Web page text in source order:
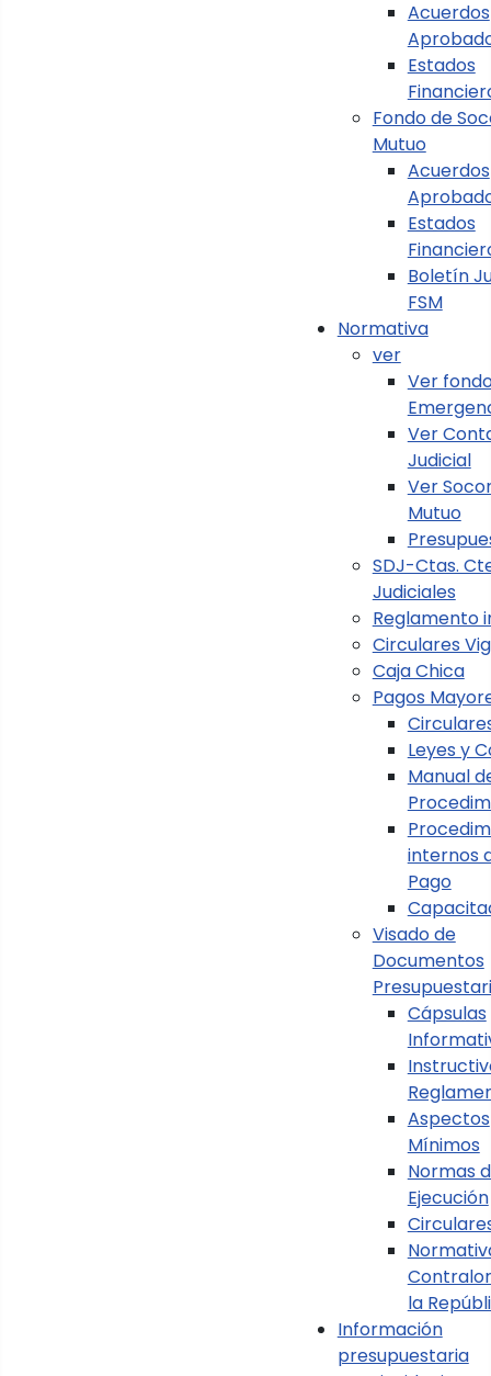
Acuerdos
Estados
Fondo de
Mutuo
Acuerdos
Estados
Boletín
FSM
Normativa
ver
Ver
Ver
Judicial
Ver
Mutuo
SDJ-Ctas.
Judiciales
Reglamento
Circulares
Caja Chica
Pagos
Leyes y
Manual
internos
Pago
Visado de
Documentos
Cápsulas
Aspectos
Mínimos
Normas
Ejecución
la
Información
presupuestaria
Ver Aspectos Mínimos